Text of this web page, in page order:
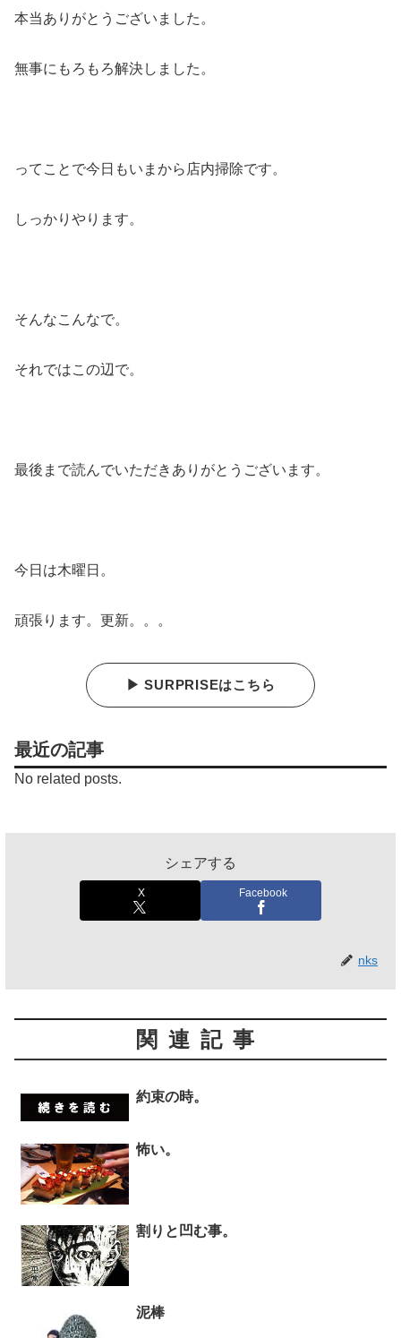
本当ありがとうございました。
無事にもろもろ解決しました。
ってことで今日もいまから店内掃除です。
しっかりやります。
そんなこんなで。
それではこの辺で。
最後まで読んでいただきありがとうございます。
今日は木曜日。
頑張ります。更新。。。
▶ SURPRISEはこちら
最近の記事
No related posts.
シェアする
X Facebook
nks
関連記事
約束の時。
怖い。
割りと凹む事。
泥棒